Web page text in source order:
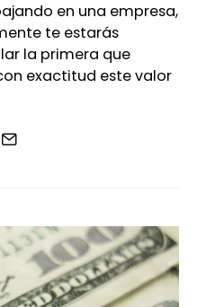
en una empresa,
te estarás
la primera que
exactitud este valor